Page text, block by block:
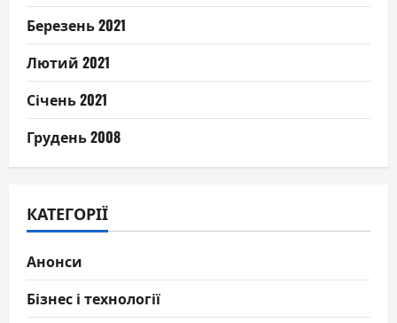
Березень 2021
Лютий 2021
Січень 2021
Грудень 2008
КАТЕГОРІЇ
Анонси
Бізнес і технології